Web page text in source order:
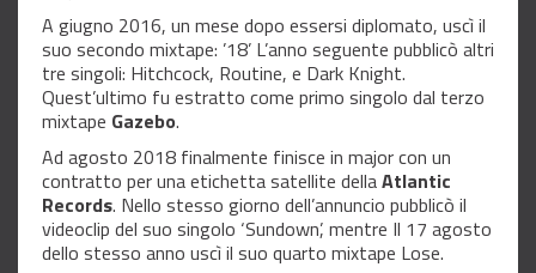
A giugno 2016, un mese dopo essersi diplomato, uscì il
suo secondo mixtape: ’18’ L’anno seguente pubblicò altri
tre singoli: Hitchcock, Routine, e Dark Knight.
Quest’ultimo fu estratto come primo singolo dal terzo
mixtape Gazebo.
Ad agosto 2018 finalmente finisce in major con un
contratto per una etichetta satellite dellaAtlantic
Records. Nello stesso giorno dell’annuncio pubblicò il
videoclip del suo singolo ‘Sundown’, mentre Il 17 agosto
dello stesso anno uscì il suo quarto mixtape Lose.